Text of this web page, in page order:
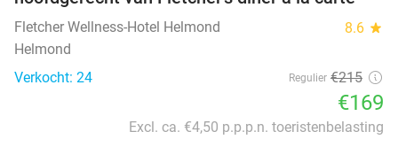
Fletcher Wellness-Hotel Helmond 8.6 star
Helmond
Verkocht: 24
Regulier €215
€169
Excl. ca. €4,50 p.p.p.n. toeristenbelasting